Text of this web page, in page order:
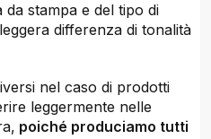
stampa e del tipo di
differenza di tonalità
nel caso di prodotti
leggermente nelle
poiché produciamo tutti